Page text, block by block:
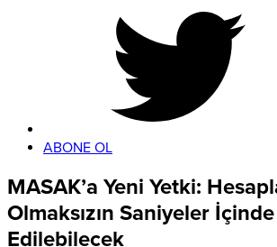
ABONE OL
MASAK’a Yeni Yetki:
Olmaksızın Saniyeler
Edilebilecek